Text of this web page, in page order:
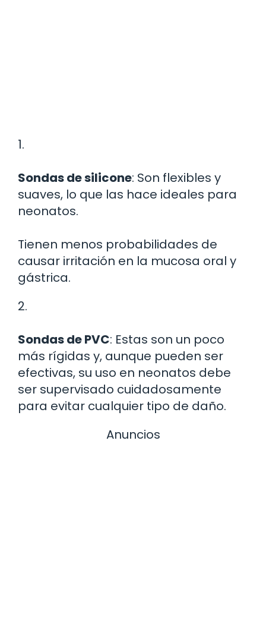
1.
Sondas de silicone: Son flexibles y
suaves, lo que las hace ideales para
neonatos.
Tienen menos probabilidades de
causar irritación en la mucosa oral y
gástrica.
2.
Sondas de PVC: Estas son un poco
más rígidas y, aunque pueden ser
efectivas, su uso en neonatos debe
ser supervisado cuidadosamente
para evitar cualquier tipo de daño.
Anuncios